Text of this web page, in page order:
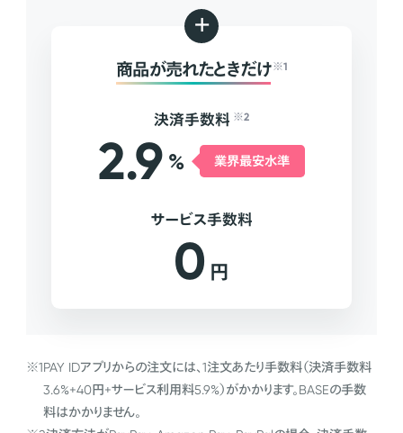
+
商品が売れたときだけ ※1
決済手数料 ※2
2.9 % 業界最安水準
サービス手数料
0 円
※1PAY IDアプリからの注文には、1注文あたり手数料（決済手数料
3.6%+40円+サービス利用料5.9%）がかかります。BASEの手数
料はかかりません。